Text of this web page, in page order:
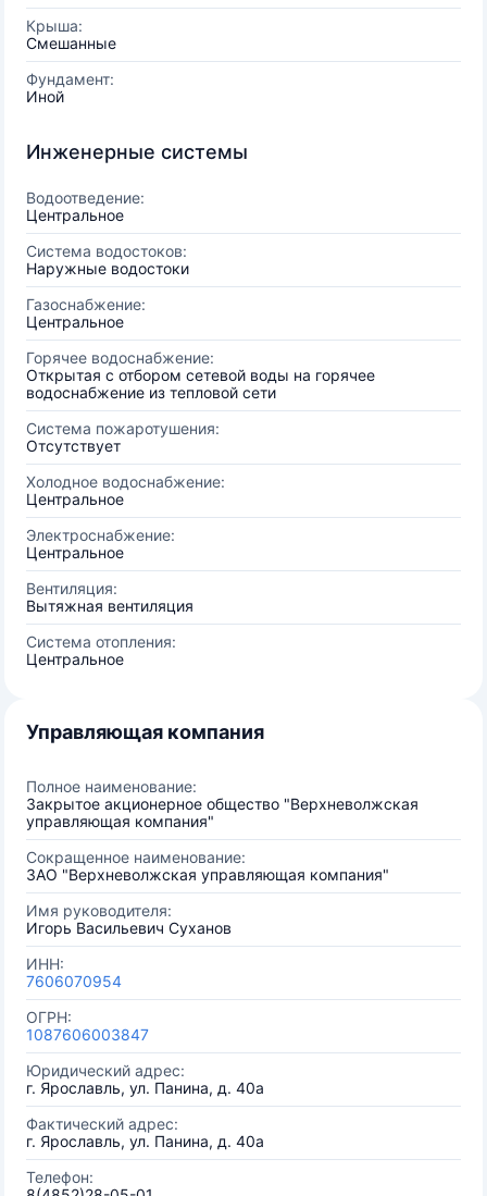
Крыша:
Смешанные
Фундамент:
Иной
Инженерные системы
Водоотведение:
Центральное
Система водостоков:
Наружные водостоки
Газоснабжение:
Центральное
Горячее водоснабжение:
Открытая с отбором сетевой воды на горячее
водоснабжение из тепловой сети
Система пожаротушения:
Отсутствует
Холодное водоснабжение:
Центральное
Электроснабжение:
Центральное
Вентиляция:
Вытяжная вентиляция
Система отопления:
Центральное
Управляющая компания
Полное наименование:
Закрытое акционерное общество "Верхневолжская
управляющая компания"
Сокращенное наименование:
ЗАО "Верхневолжская управляющая компания"
Имя руководителя:
Игорь Васильевич Суханов
ИНН:
7606070954
ОГРН:
1087606003847
Юридический адрес:
г. Ярославль, ул. Панина, д. 40а
Фактический адрес:
г. Ярославль, ул. Панина, д. 40а
Телефон: